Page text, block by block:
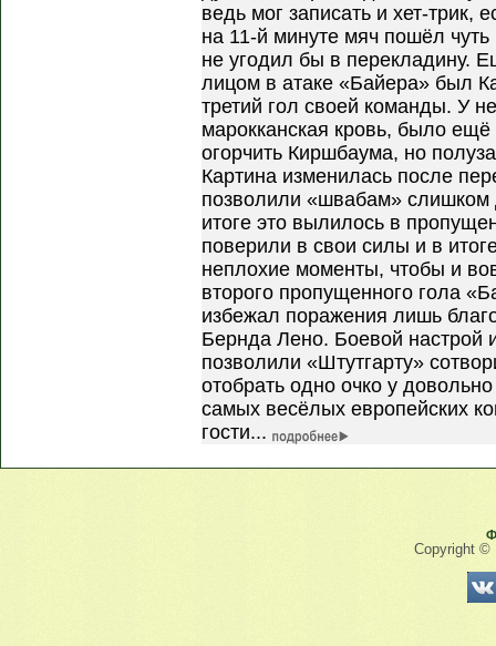
ведь мог записать и хет-трик,
на 11-й минуте мяч пошёл
не угодил бы в перекладину.
лицом в атаке «Байера» был
третий гол своей команды. У
марокканская кровь, было
огорчить Киршбаума, но
Картина изменилась после
позволили «швабам» слишком
итоге это вылилось в
поверили в свои силы и в
неплохие моменты, чтобы и
второго пропущенного гола
избежал поражения лишь
Бернда Лено. Боевой
позволили «Штутгарту»
отобрать одно очко у
самых весёлых европейских
гости...
Copyright ©